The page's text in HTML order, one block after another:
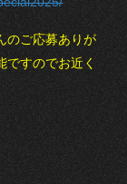
のご応募ありが
ですのでお近く